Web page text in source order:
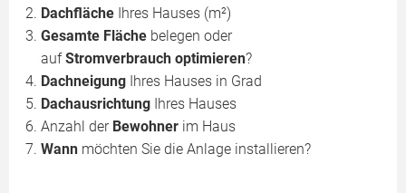
Dachfläche Ihres Hauses (m²)
Gesamte Fläche belegen oder
aufStromverbrauch optimieren?
Dachneigung Ihres Hauses in Grad
Dachausrichtung Ihres Hauses
Anzahl der Bewohner im Haus
Wann möchten Sie die Anlage installieren?